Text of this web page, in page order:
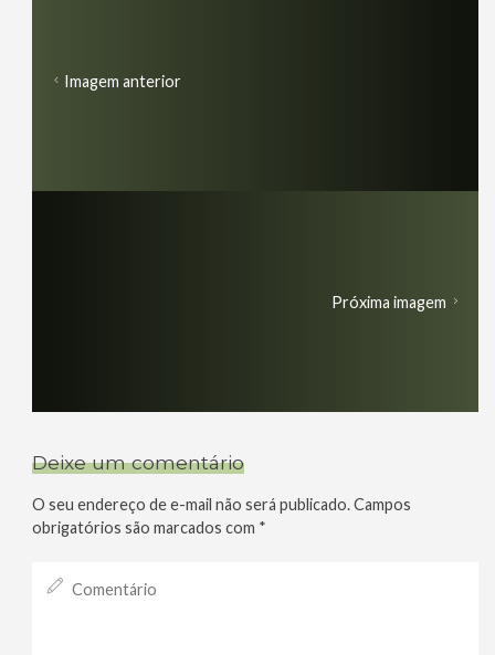
Imagem anterior
Próxima imagem
Deixe um comentário
O seu endereço de e-mail não será publicado. Campos
obrigatórios são marcados com *